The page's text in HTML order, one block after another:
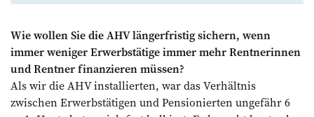
Wie wollen Sie die AHV längerfristig sichern, wenn
immer weniger Erwerbstätige immer mehr Rentnerinnen
und Rentner finanzieren müssen?
Als wir die AHV installierten, war das Verhältnis
zwischen Erwerbstätigen und Pensionierten ungefähr 6